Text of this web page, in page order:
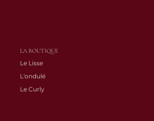
LA BOUTIQUE
Le Lisse
L'ondulé
Le Curly